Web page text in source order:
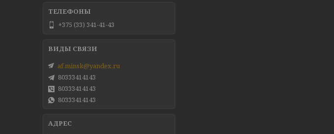
+375 (33) 341-41-43
af.minsk@yandex.ru
80333414143
80333414143
80333414143